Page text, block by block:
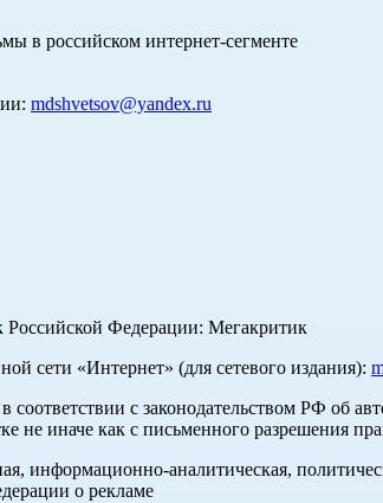
в российском интернет-сегменте
mdshvetsov@yandex.ru
Российской Федерации: Мегакритик
сети «Интернет» (для сетевого издания):
соответствии с законодательством РФ об
не иначе как с письменного разрешения
аналитическая,
о рекламе